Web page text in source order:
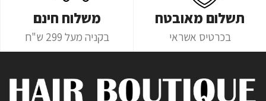
תשלום מאובטח
בכרטיס אשראי
משלוח חינם
בקניה מעל 299 ש"ח